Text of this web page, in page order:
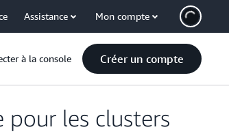
Assistance Mon compte
à la console Créer un compte
pour les clusters